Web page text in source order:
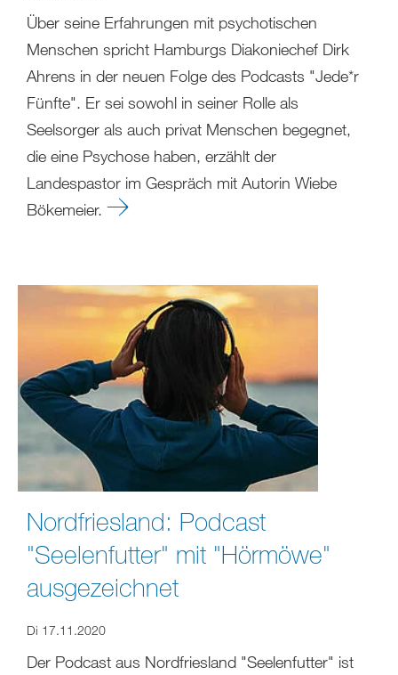
Über seine Erfahrungen mit psychotischen
Menschen spricht Hamburgs Diakoniechef Dirk
Ahrens in der neuen Folge des Podcasts "Jede*r
Fünfte". Er sei sowohl in seiner Rolle als
Seelsorger als auch privat Menschen begegnet,
die eine Psychose haben, erzählt der
Landespastor im Gespräch mit Autorin Wiebe
Bökemeier.
Nordfriesland: Podcast
"Seelenfutter" mit "Hörmöwe"
ausgezeichnet
Di 17.11.2020
Der Podcast aus Nordfriesland "Seelenfutter" ist